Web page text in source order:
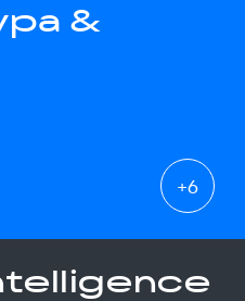
&
+6